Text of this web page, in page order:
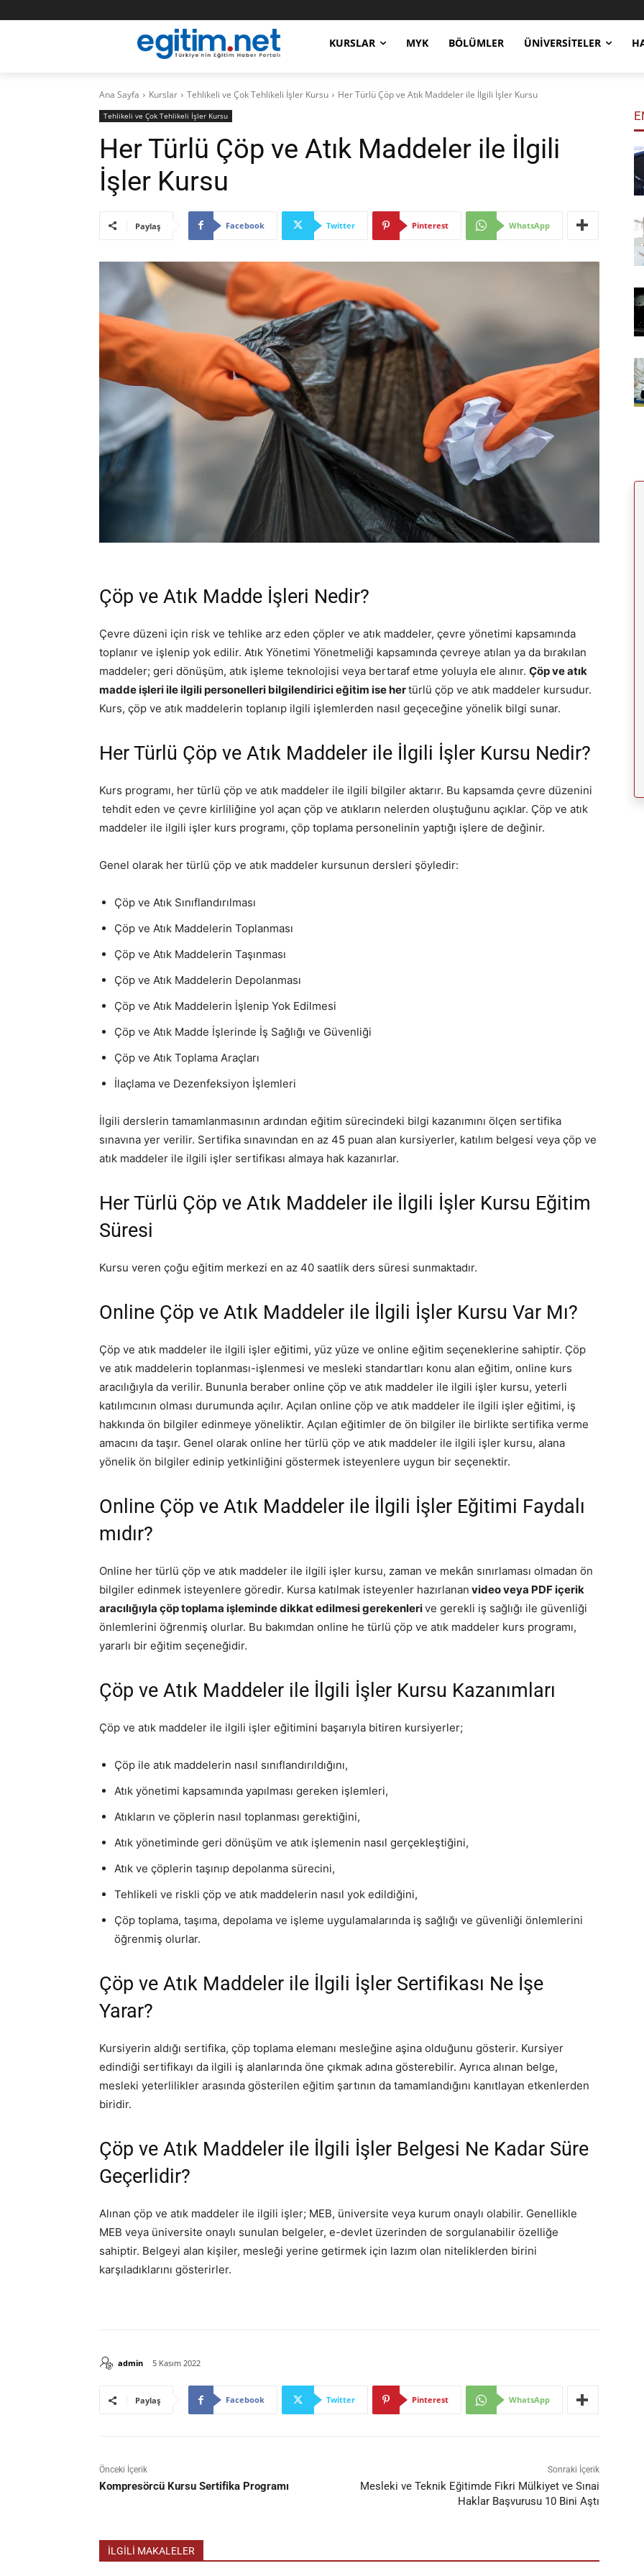
KURSLAR MYK BÖLÜMLER ÜNIVERSITELER
Ana Sayfa Kurslar Tehlikeli ve Çok Tehlikeli İşler Kursu Her Türlü Çöp ve Atık Maddeler ile İlgili İşler Kursu
Tehlikeli ve Çok Tehlikeli İşler Kursu
Her Türlü Çöp ve Atık Maddeler ile İlgili
İşler Kursu
Paylaş Facebook Twitter Pinterest WhatsApp
Çöp ve Atık Madde İşleri Nedir?
Çevre düzeni için risk ve tehlike arz eden çöpler ve atık maddeler, çevre yönetimi kapsamında
toplanır ve işlenip yok edilir. Atık Yönetimi Yönetmeliği kapsamında çevreye atılan ya da bırakılan
maddeler; geri dönüşüm, atık işleme teknolojisi veya bertaraf etme yoluyla ele alınır. Çöp ve atık
madde işleri ile ilgili personelleri bilgilendirici eğitim ise hertürlü çöp ve atık maddeler kursudur.
Kurs, çöp ve atık maddelerin toplanıp ilgili işlemlerden nasıl geçeceğine yönelik bilgi sunar.
Her Türlü Çöp ve Atık Maddeler ile İlgili İşler Kursu Nedir?
Kurs programı, her türlü çöp ve atık maddeler ile ilgili bilgiler aktarır. Bu kapsamda çevre düzenini
tehdit eden ve çevre kirliliğine yol açan çöp ve atıkların nelerden oluştuğunu açıklar. Çöp ve atık
maddeler ile ilgili işler kurs programı, çöp toplama personelinin yaptığı işlere de değinir.
Genel olarak her türlü çöp ve atık maddeler kursunun dersleri şöyledir:
Çöp ve Atık Sınıflandırılması
Çöp ve Atık Maddelerin Toplanması
Çöp ve Atık Maddelerin Taşınması
Çöp ve Atık Maddelerin Depolanması
Çöp ve Atık Maddelerin İşlenip Yok Edilmesi
Çöp ve Atık Madde İşlerinde İş Sağlığı ve Güvenliği
Çöp ve Atık Toplama Araçları
İlaçlama ve Dezenfeksiyon İşlemleri
İlgili derslerin tamamlanmasının ardından eğitim sürecindeki bilgi kazanımını ölçen sertifika
sınavına yer verilir. Sertifika sınavından en az 45 puan alan kursiyerler, katılım belgesi veya çöp ve
atık maddeler ile ilgili işler sertifikası almaya hak kazanırlar.
Her Türlü Çöp ve Atık Maddeler ile İlgili İşler Kursu Eğitim
Süresi
Kursu veren çoğu eğitim merkezi en az 40 saatlik ders süresi sunmaktadır.
Online Çöp ve Atık Maddeler ile İlgili İşler Kursu Var Mı?
Çöp ve atık maddeler ile ilgili işler eğitimi, yüz yüze ve online eğitim seçeneklerine sahiptir. Çöp
ve atık maddelerin toplanması-işlenmesi ve mesleki standartları konu alan eğitim, online kurs
aracılığıyla da verilir. Bununla beraber online çöp ve atık maddeler ile ilgili işler kursu, yeterli
katılımcının olması durumunda açılır. Açılan online çöp ve atık maddeler ile ilgili işler eğitimi, iş
hakkında ön bilgiler edinmeye yöneliktir. Açılan eğitimler de ön bilgiler ile birlikte sertifika verme
amacını da taşır. Genel olarak online her türlü çöp ve atık maddeler ile ilgili işler kursu, alana
yönelik ön bilgiler edinip yetkinliğini göstermek isteyenlere uygun bir seçenektir.
Online Çöp ve Atık Maddeler ile İlgili İşler Eğitimi Faydalı
mıdır?
Online her türlü çöp ve atık maddeler ile ilgili işler kursu, zaman ve mekân sınırlaması olmadan ön
bilgiler edinmek isteyenlere göredir. Kursa katılmak isteyenler hazırlanan video veya PDF içerik
aracılığıyla çöp toplama işleminde dikkat edilmesi gerekenlerive gerekli iş sağlığı ile güvenliği
önlemlerini öğrenmiş olurlar. Bu bakımdan online he türlü çöp ve atık maddeler kurs programı,
yararlı bir eğitim seçeneğidir.
Çöp ve Atık Maddeler ile İlgili İşler Kursu Kazanımları
Çöp ve atık maddeler ile ilgili işler eğitimini başarıyla bitiren kursiyerler;
Çöp ile atık maddelerin nasıl sınıflandırıldığını,
Atık yönetimi kapsamında yapılması gereken işlemleri,
Atıkların ve çöplerin nasıl toplanması gerektiğini,
Atık yönetiminde geri dönüşüm ve atık işlemenin nasıl gerçekleştiğini,
Atık ve çöplerin taşınıp depolanma sürecini,
Tehlikeli ve riskli çöp ve atık maddelerin nasıl yok edildiğini,
Çöp toplama, taşıma, depolama ve işleme uygulamalarında iş sağlığı ve güvenliği önlemlerini
öğrenmiş olurlar.
Çöp ve Atık Maddeler ile İlgili İşler Sertifikası Ne İşe
Yarar?
Kursiyerin aldığı sertifika, çöp toplama elemanı mesleğine aşina olduğunu gösterir. Kursiyer
edindiği sertifikayı da ilgili iş alanlarında öne çıkmak adına gösterebilir. Ayrıca alınan belge,
mesleki yeterlilikler arasında gösterilen eğitim şartının da tamamlandığını kanıtlayan etkenlerden
biridir.
Çöp ve Atık Maddeler ile İlgili İşler Belgesi Ne Kadar Süre
Geçerlidir?
Alınan çöp ve atık maddeler ile ilgili işler; MEB, üniversite veya kurum onaylı olabilir. Genellikle
MEB veya üniversite onaylı sunulan belgeler, e-devlet üzerinden de sorgulanabilir özelliğe
sahiptir. Belgeyi alan kişiler, mesleği yerine getirmek için lazım olan niteliklerden birini
karşıladıklarını gösterirler.
admin 5 Kasım 2022
Paylaş Facebook Twitter Pinterest WhatsApp
Önceki İçerik
Kompresörcü Kursu Sertifika Programı
Sonraki İçerik
Mesleki ve Teknik Eğitimde Fikri Mülkiyet ve Sınai
Haklar Başvurusu 10 Bini Aştı
İLGİLİ MAKALELER